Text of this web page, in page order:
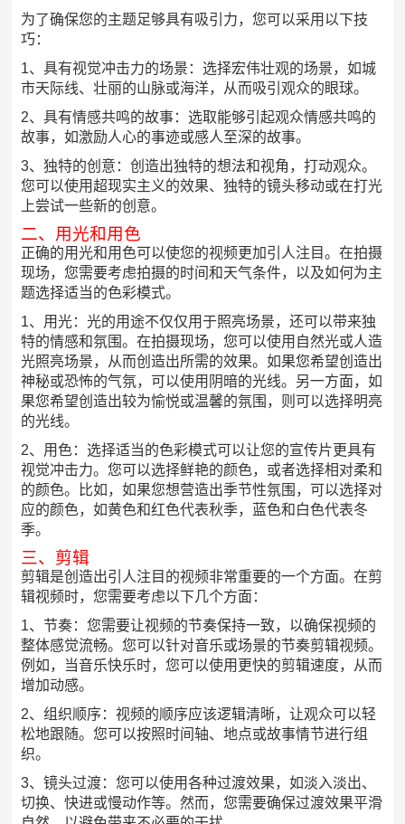
为了确保您的主题足够具有吸引力，您可以采用以下技
巧：
1、具有视觉冲击力的场景：选择宏伟壮观的场景，如城
市天际线、壮丽的山脉或海洋，从而吸引观众的眼球。
2、具有情感共鸣的故事：选取能够引起观众情感共鸣的
故事，如激励人心的事迹或感人至深的故事。
3、独特的创意：创造出独特的想法和视角，打动观众。
您可以使用超现实主义的效果、独特的镜头移动或在打光
上尝试一些新的创意。
二、用光和用色
正确的用光和用色可以使您的视频更加引人注目。在拍摄
现场，您需要考虑拍摄的时间和天气条件，以及如何为主
题选择适当的色彩模式。
1、用光：光的用途不仅仅用于照亮场景，还可以带来独
特的情感和氛围。在拍摄现场，您可以使用自然光或人造
光照亮场景，从而创造出所需的效果。如果您希望创造出
神秘或恐怖的气氛，可以使用阴暗的光线。另一方面，如
果您希望创造出较为愉悦或温馨的氛围，则可以选择明亮
的光线。
2、用色：选择适当的色彩模式可以让您的宣传片更具有
视觉冲击力。您可以选择鲜艳的颜色，或者选择相对柔和
的颜色。比如，如果您想营造出季节性氛围，可以选择对
应的颜色，如黄色和红色代表秋季，蓝色和白色代表冬
季。
三、剪辑
剪辑是创造出引人注目的视频非常重要的一个方面。在剪
辑视频时，您需要考虑以下几个方面：
1、节奏：您需要让视频的节奏保持一致，以确保视频的
整体感觉流畅。您可以针对音乐或场景的节奏剪辑视频。
例如，当音乐快乐时，您可以使用更快的剪辑速度，从而
增加动感。
2、组织顺序：视频的顺序应该逻辑清晰，让观众可以轻
松地跟随。您可以按照时间轴、地点或故事情节进行组
织。
3、镜头过渡：您可以使用各种过渡效果，如淡入淡出、
切换、快进或慢动作等。然而，您需要确保过渡效果平滑